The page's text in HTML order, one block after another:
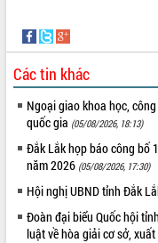
giải ngân vốn khắc phục thiên tai
HĐND tỉnh thông qua điều
hoạch tỉnh thời kỳ 2021-2030
Hội thảo góp ý hồ sơ điều
hoạch tỉnh Đắk Lắk thời kỳ
tầm nhìn đến năm 2050
Nâng cao hiệu quả hoạt động
doanh nghiệp nhà nước
Hội nghị triển khai kết nối mạng
truyền số liệu chuyên dùng phục
quan Đảng, Nhà nước
Các tin khác
Ngoại giao khoa học,
quốc gia (05/08/2026, 18:13)
Đắk Lắk họp báo công bố
năm 2026 (05/08/2026, 17:30)
Hội nghị UBND tỉnh Đắk
Đoàn đại biểu Quốc hội
luật về hòa giải cơ sở,